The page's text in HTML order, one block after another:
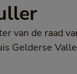
van de raad
Gelderse